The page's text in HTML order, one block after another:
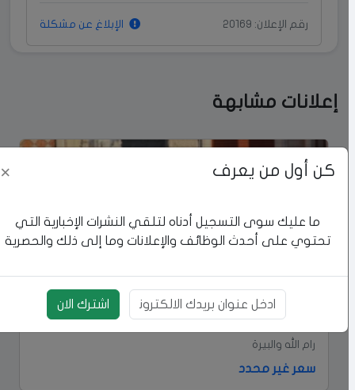
رقم الإعلان: 20169 الإبلاغ عن مشكلة
إعلانات مشابهة
فولكسفاجن | VOLKSWAGEN باسات 2017
رام الله والبيرة
سعر غير محدد
كن أول من يعرف ×
ما عليك سوى التسجيل أدناه لتلقي النشرات الإخبارية التي
تحتوي على أحدث الوظائف والإعلانات وما إلى ذلك والحصرية
بريد الالكتروني
اشترك الان